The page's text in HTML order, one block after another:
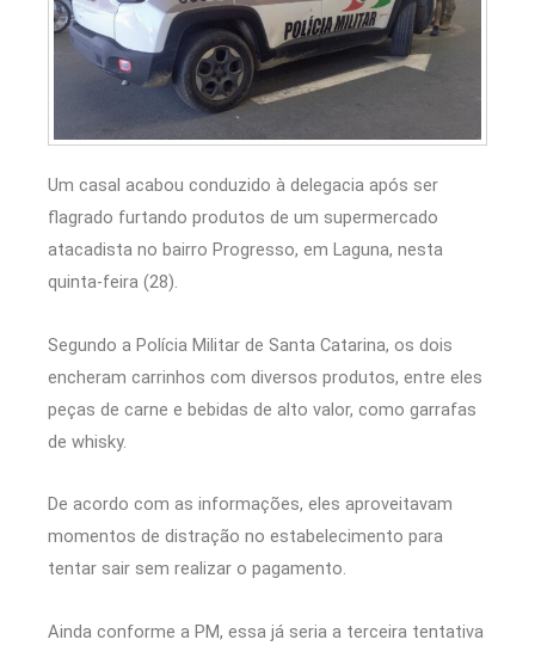
Um casal acabou conduzido à delegacia após ser
flagrado furtando produtos de um supermercado
atacadista no bairro Progresso, em Laguna, nesta
quinta-feira (28).
Segundo a Polícia Militar de Santa Catarina, os dois
encheram carrinhos com diversos produtos, entre eles
peças de carne e bebidas de alto valor, como garrafas
de whisky.
De acordo com as informações, eles aproveitavam
momentos de distração no estabelecimento para
tentar sair sem realizar o pagamento.
Ainda conforme a PM, essa já seria a terceira tentativa